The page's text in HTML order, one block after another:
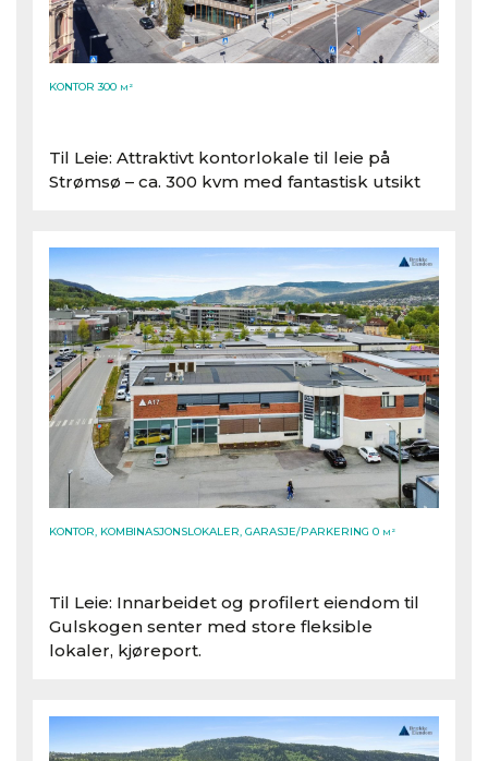
KONTOR 300 M²
Til Leie: Attraktivt kontorlokale til leie på
Strømsø – ca. 300 kvm med fantastisk utsikt
KONTOR, KOMBINASJONSLOKALER, GARASJE/PARKERING 0 M²
Til Leie: Innarbeidet og profilert eiendom til
Gulskogen senter med store fleksible
lokaler, kjøreport.